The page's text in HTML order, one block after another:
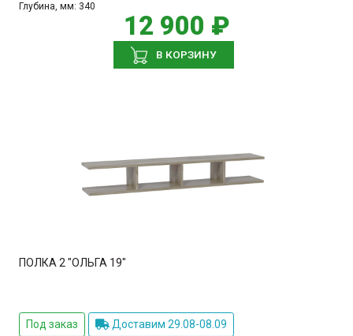
Глубина, мм: 340
12 900 ₽
В КОРЗИНУ
ПОЛКА 2 "ОЛЬГА 19"
Под заказ
Доставим 29.08-08.09